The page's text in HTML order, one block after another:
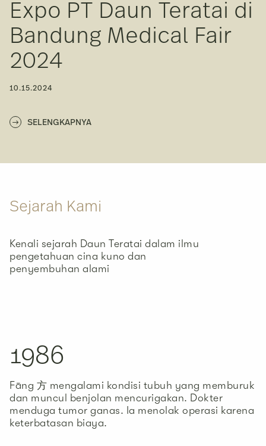
Expo PT Daun Teratai di
Bandung Medical Fair
2024
10.15.2024
SELENGKAPNYA
Sejarah Kami
Kenali sejarah Daun Teratai dalam ilmu
pengetahuan cina kuno dan
penyembuhan alami
1986
Fāng 方 mengalami kondisi tubuh yang memburuk
dan muncul benjolan mencurigakan. Dokter
menduga tumor ganas. Ia menolak operasi karena
keterbatasan biaya.